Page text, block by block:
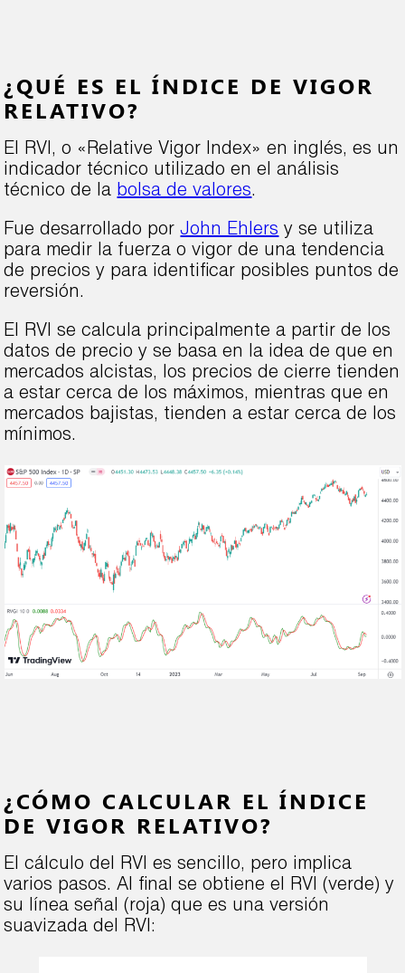
¿QUÉ ES EL ÍNDICE DE VIGOR
RELATIVO?
El RVI, o «Relative Vigor Index» en inglés, es un
indicador técnico utilizado en el análisis
técnico de la bolsa de valores.
Fue desarrollado porJohn Ehlers y se utiliza
para medir la fuerza o vigor de una tendencia
de precios y para identificar posibles puntos de
reversión.
El RVI se calcula principalmente a partir de los
datos de precio y se basa en la idea de que en
mercados alcistas, los precios de cierre tienden
a estar cerca de los máximos, mientras que en
mercados bajistas, tienden a estar cerca de los
mínimos.
¿CÓMO CALCULAR EL ÍNDICE
DE VIGOR RELATIVO?
El cálculo del RVI es sencillo, pero implica
varios pasos. Al final se obtiene el RVI (verde) y
su línea señal (roja) que es una versión
suavizada del RVI: